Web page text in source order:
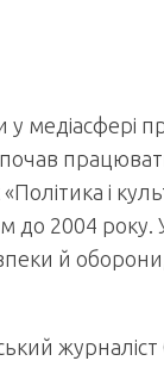
у медіасфері
і
до 2004 року.
й